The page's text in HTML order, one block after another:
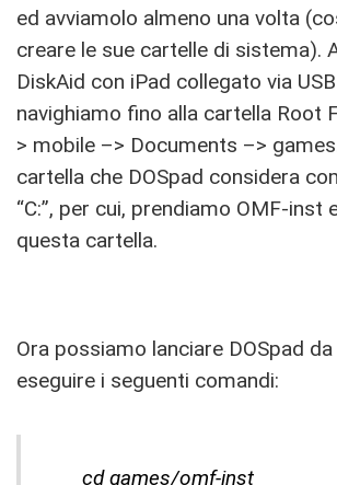
ed avviamolo almeno una volta
creare le sue cartelle di sistema).
DiskAid con iPad collegato via
navighiamo fino alla cartella Root
> mobile –> Documents –>
cartella che DOSpad considera
“C:”, per cui, prendiamo OMF-inst
questa cartella.
Ora possiamo lanciare DOSpad
eseguire i seguenti comandi:
cd games/omf-inst